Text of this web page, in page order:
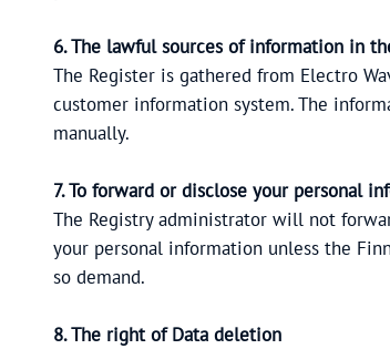
6. The lawful sources of information in
The Register is gathered from Electro
customer information system. The
manually.
7. To forward or disclose your personal
The Registry administrator will not
your personal information unless the
so demand.
8. The right of Data deletion